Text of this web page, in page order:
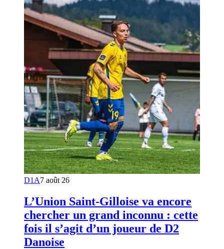
D1A7 août 26
L’Union Saint-Gilloise va encore
chercher un grand inconnu : cette
fois il s’agit d’un joueur de D2
Danoise